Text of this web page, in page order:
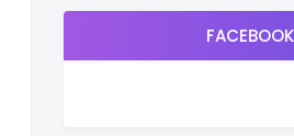
FACEBOOK